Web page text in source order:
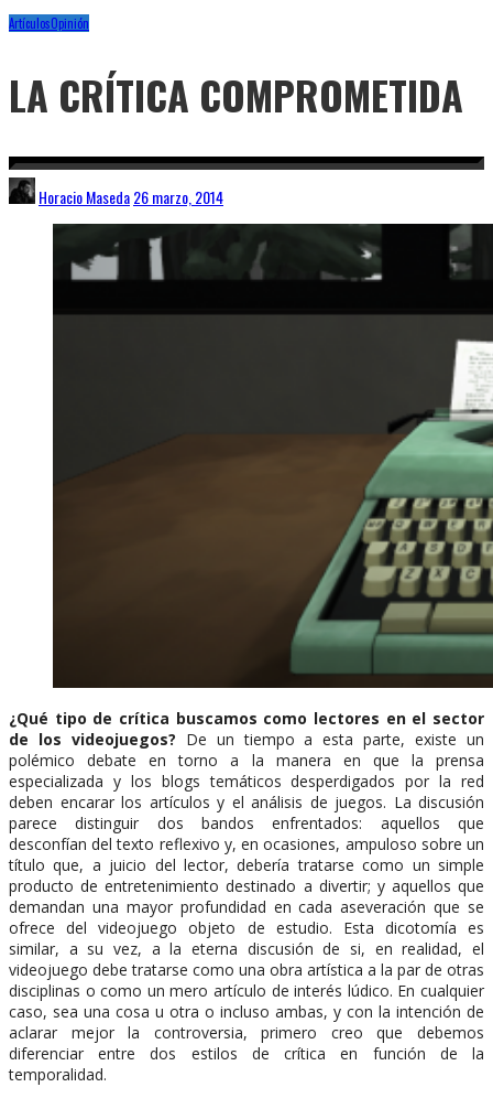
ArtículosOpinión
LA CRÍTICA COMPROMETIDA
Horacio Maseda26 marzo, 2014
¿Qué tipo de crítica buscamos como lectores en el sector
de los videojuegos? De un tiempo a esta parte, existe un
polémico debate en torno a la manera en que la prensa
especializada y los blogs temáticos desperdigados por la red
deben encarar los artículos y el análisis de juegos. La discusión
parece distinguir dos bandos enfrentados: aquellos que
desconfían del texto reflexivo y, en ocasiones, ampuloso sobre un
título que, a juicio del lector, debería tratarse como un simple
producto de entretenimiento destinado a divertir; y aquellos que
demandan una mayor profundidad en cada aseveración que se
ofrece del videojuego objeto de estudio. Esta dicotomía es
similar, a su vez, a la eterna discusión de si, en realidad, el
videojuego debe tratarse como una obra artística a la par de otras
disciplinas o como un mero artículo de interés lúdico. En cualquier
caso, sea una cosa u otra o incluso ambas, y con la intención de
aclarar mejor la controversia, primero creo que debemos
diferenciar entre dos estilos de crítica en función de la
temporalidad.